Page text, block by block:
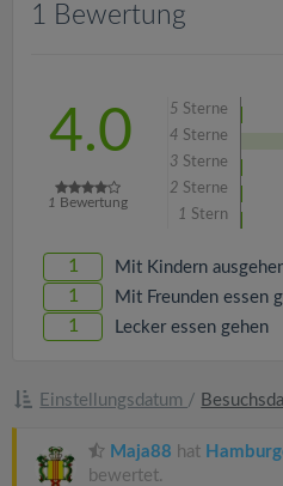
1 Bewertung
4.0
1 Bewertung
5 Sterne
4 Sterne
3 Sterne
2 Sterne
1 Stern
1 Mit Kindern
1 Mit Freunden essen
1 Lecker essen gehen
Einstellungsdatum /
Maja88 hat
bewertet.